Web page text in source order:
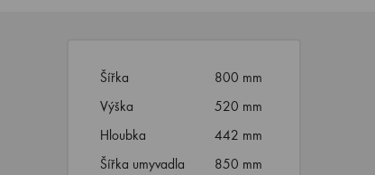
Šířka
800 mm
Výška
520 mm
Hloubka
442 mm
Šířka umyvadla
850 mm